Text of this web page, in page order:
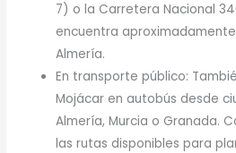
7) o la Carretera Nacional
encuentra
Almería.
En transporte público:
Mojácar en autobús desde
Almería, Murcia o Granada.
las rutas disponibles para